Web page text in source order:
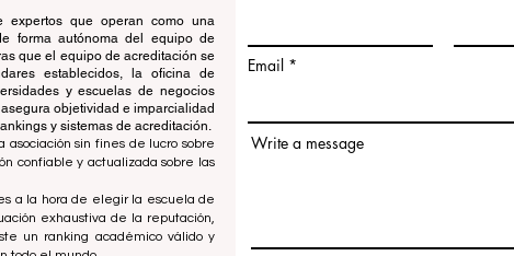
expertos que operan como una
forma autónoma del equipo de
que el equipo de acreditación se
establecidos, la oficina de
y escuelas de negocios
objetividad e imparcialidad
y sistemas de acreditación.
asociación sin fines de lucro sobre
confiable y actualizada sobre las
a la hora de elegir la escuela de
exhaustiva de la reputación,
un ranking académico válido y
Email
Write a message